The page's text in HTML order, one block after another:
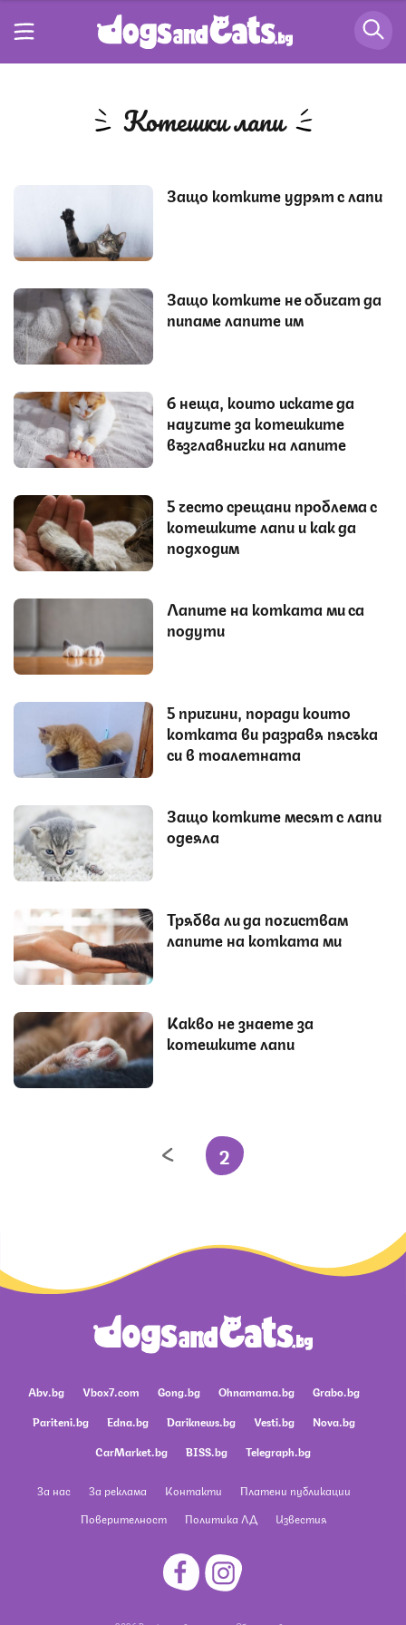
котешки лапи
Защо котките удрят с лапи
Защо котките не обичат да
пипаме лапите им
6 неща, които искате да
научите за котешките
възглавнички на лапите
5 често срещани проблема с
котешките лапи и как да
подходим
Лапите на котката ми са
подути
5 причини, поради които
котката ви разравя пясъка
си в тоалетната
Защо котките месят с лапи
одеяла
Трябва ли да почиствам
лапите на котката ми
Какво не знаете за
котешките лапи
2
Abv.bg Vbox7.com Gong.bg Ohnamama.bg
Grabo.bg
Pariteni.bg
Edna.bg Dariknews.bg Vesti.bg
Nova.bg
CarMarket.bg
BISS.bg Telegraph.bg
За нас За реклама Контакти
Платени публикации
Поверителност
Политика ЛД Известия